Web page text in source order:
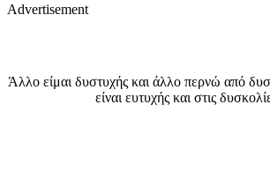
Advertisement
Άλλο είμαι δυστυχής και άλλο περνώ από
είναι ευτυχής και στις